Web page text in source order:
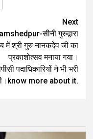
Next
सीनी गुरुद्वारा
में श्री गुरु नानकदेव जी का
प्रकाशोत्सव मनाया गया।
पदाधिकारियों ने भी भरी
more about it.